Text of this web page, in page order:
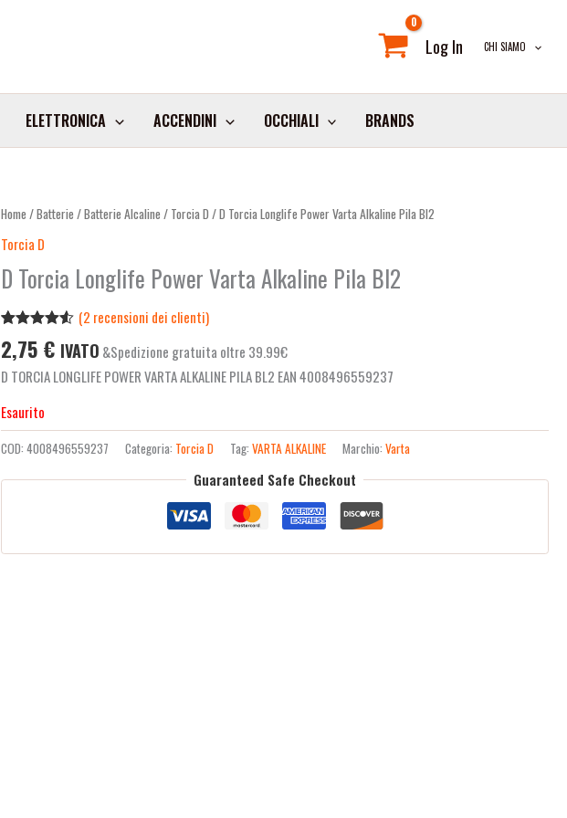
Log In CHI SIAMO
ELETTRONICA ACCENDINI OCCHIALI BRANDS
Home /Batterie /Batterie Alcaline / Torcia D / D Torcia Longlife Power Varta Alkaline Pila Bl2
Torcia D
D Torcia Longlife Power Varta Alkaline Pila Bl2
4.50su 5
su base
di
(2 recensioni dei clienti)
2,75 € IVATO &Spedizione gratuita oltre 39.99€
D TORCIA LONGLIFE POWER VARTA ALKALINE PILA BL2 EAN 4008496559237
Esaurito
COD:4008496559237 Categoria: Torcia D Tag:VARTA ALKALINE Marchio:Varta
Guaranteed Safe Checkout